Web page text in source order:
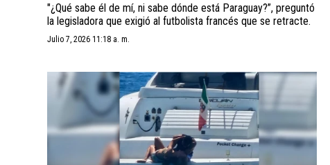
"¿Qué sabe él de mí, ni sabe dónde está Paraguay?”, preguntó
la legisladora que exigió al futbolista francés que se retracte.
Julio 7, 2026 11:18 a. m.